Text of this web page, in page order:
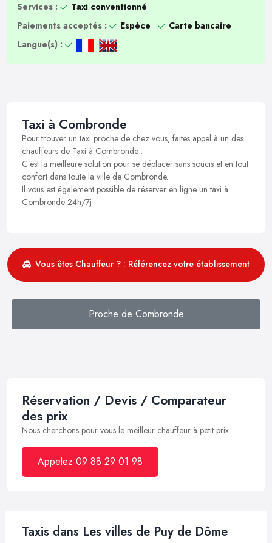
Services :
Taxi conventionné
Paiements acceptés :
Espèce
Carte bancaire
Langue(s) :
Taxi à Combronde
Pour trouver un taxi proche de chez vous, faites appel à un des
chauffeurs de Taxi à Combronde .
C’est la meilleure solution pour se déplacer sans soucis et en tout
confort dans toute la ville de Combronde.
Il vous est également possible de réserver en ligne un taxi à
Combronde 24h/7j .
Vous êtes Chauffeur ? : Référencez votre établissement
Proche de Combronde
Réservation / Devis / Comparateur
des prix
Nous cherchons pour vous le meilleur chauffeur à petit prix
Appelez 09 88 29 01 98
Taxis dans Les villes de Puy de Dôme